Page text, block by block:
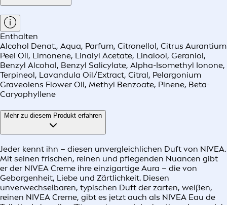
Enthalten
Alcohol Denat., Aqua, Parfum, Citronellol, Citrus Aurantium
Peel Oil, Limonene, Linalyl Acetate, Linalool, Geraniol,
Benzyl Alcohol, Benzyl Salicylate, Alpha-Isomethyl Ionone,
Terpineol, Lavandula Oil/Extract, Citral, Pelargonium
Graveolens Flower Oil, Methyl Benzoate, Pinene, Beta-
Caryophyllene
Mehr zu diesem Produkt erfahren
Jeder kennt ihn – diesen unvergleichlichen Duft von NIVEA.
Mit seinen frischen, reinen und pflegenden Nuancen gibt
er der NIVEA Creme ihre einzigartige Aura – die von
Geborgenheit, Liebe und Zärtlichkeit. Diesen
unverwechselbaren, typischen Duft der zarten, weißen,
reinen NIVEA Creme, gibt es jetzt auch als NIVEA Eau de